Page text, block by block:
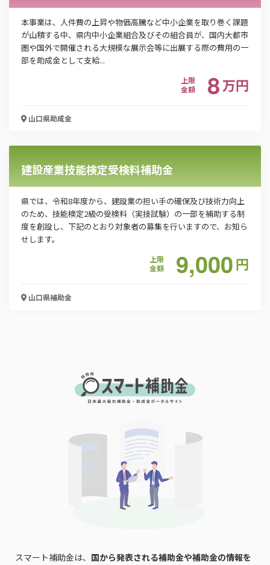
電話番号
「PDF資料ダウンロード」ボタンを押下した時点
に同意したものとみなさ
本事業は、人件費の上昇や物価高騰など中小企業を取り巻く課題
が山積する中、県内中小企業組合及びその組合員が、国内大都市
圏や国外で開催される大規模な展示会等に出展する際の費用の一
部を助成金として支給...
上限
金額
8万円
山口県助成金
建設産業技能検定受検料補助金
県では、令和8年度から、建設業の担い手の確保及び技術力向上
のため、技能検定2級の受検料（実技試験）の一部を補助する制
度を創設し、下記のとおり対象者の募集を行いますので、お知ら
せします。
上限
金額
9,000円
山口県補助金
スマート補助金は、 国から発表される補助金や補助金の情報を